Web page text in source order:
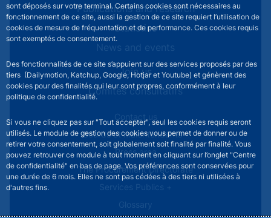
sont déposés sur votre terminal. Certains cookies sont nécessaires au
fonctionnement de ce site, aussi la gestion de ce site requiert l’utilisation de
cookies de mesure de fréquentation et de performance. Ces cookies requis
sont exemptés de consentement.
Des fonctionnalités de ce site s’appuient sur des services proposés par des
tiers (Dailymotion, Katchup, Google, Hotjar et Youtube) et génèrent des
cookies pour des finalités qui leur sont propres, conformément à leur
politique de confidentialité.
Si vous ne cliquez pas sur "Tout accepter", seul les cookies requis seront
utilisés. Le module de gestion des cookies vous permet de donner ou de
retirer votre consentement, soit globalement soit finalité par finalité. Vous
pouvez retrouver ce module à tout moment en cliquant sur l’onglet "Centre
de confidentialité" en bas de page. Vos préférences sont conservées pour
une durée de 6 mois. Elles ne sont pas cédées à des tiers ni utilisées à
d'autres fins.
Publications and research
Statistics
News and events
Join us
Comités consultatifs
Footer secondary menuContact us
Sourds et malentendants
Press area
The Procurement Directorate
Services Publics +
Glossary